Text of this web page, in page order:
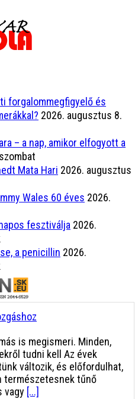
forgalommegfigyelő és
2026. augusztus 8.
– a nap, amikor elfogyott a
Mata Hari 2026. augusztus
Wales 60 éves 2026.
fesztiválja 2026.
a penicillin 2026.
is megismeri. Minden,
tudni kell Az évek
változik, és előfordulhat,
természetesnek tűnő
vagy [...]